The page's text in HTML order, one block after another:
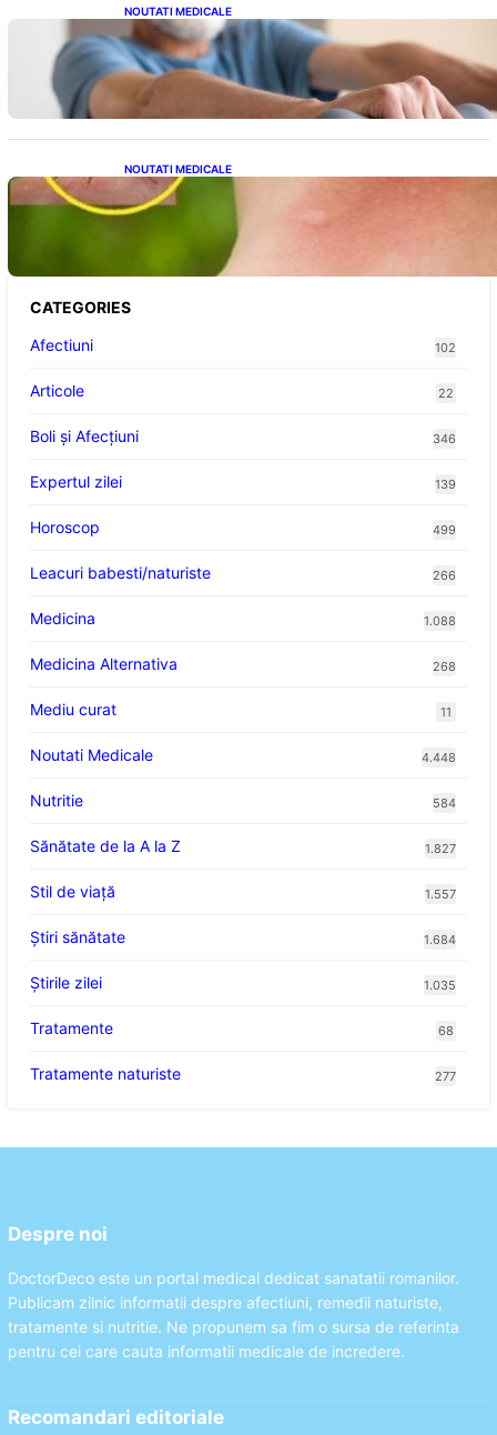
NOUTATI MEDICALE
Îmbunătățirea sănătății cardiovasculare:
Patru exerciții simple pentru reducerea
tensiunii arteriale la domiciliu
NOUTATI MEDICALE
Cum bacteriile pielii influențează atracția
țânțarilor: O nouă viziune asupra alegerii
CATEGORIES
Afectiuni
102
Articole 22
Boli și Afecțiuni 346
Expertul zilei 139
Horoscop 499
Leacuri babesti/naturiste 266
Medicina 1.088
Medicina Alternativa 268
Mediu curat 11
Noutati Medicale 4.448
Nutritie 584
Sănătate de la A la Z 1.827
Stil de viaţă 1.557
Ştiri sănătate 1.684
Știrile zilei 1.035
Tratamente 68
Tratamente naturiste 277
Despre noi
DoctorDeco este un portal medical dedicat sanatatii romanilor.
Publicam zilnic informatii despre afectiuni, remedii naturiste,
tratamente si nutritie. Ne propunem sa fim o sursa de referinta
pentru cei care cauta informatii medicale de incredere.
Recomandari editoriale